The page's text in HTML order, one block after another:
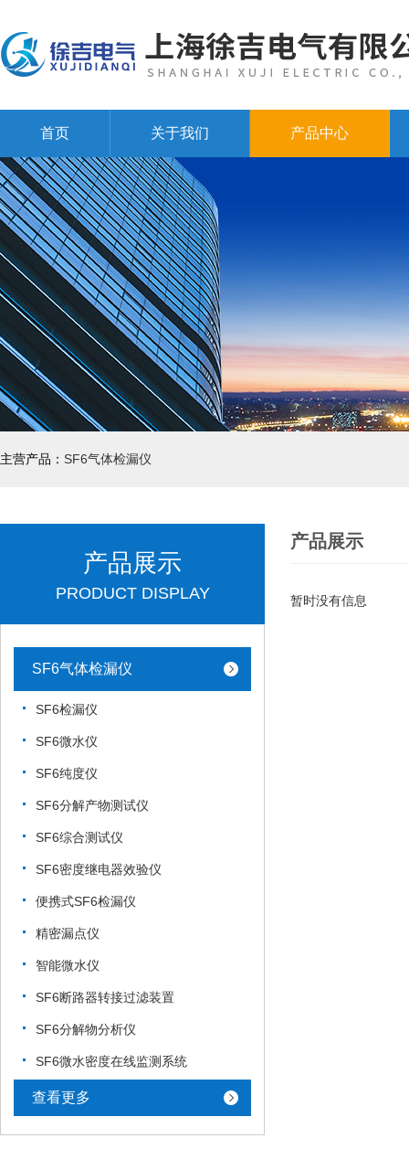
首页 关于我们 产品中心
主营产品： SF6气体检漏仪
产品展示
PRODUCT DISPLAY
SF6气体检漏仪
SF6检漏仪
SF6微水仪
SF6纯度仪
SF6分解产物测试仪
SF6综合测试仪
SF6密度继电器效验仪
便携式SF6检漏仪
精密漏点仪
智能微水仪
SF6断路器转接过滤装置
SF6分解物分析仪
SF6微水密度在线监测系统
查看更多
产品展示
暂时没有信息